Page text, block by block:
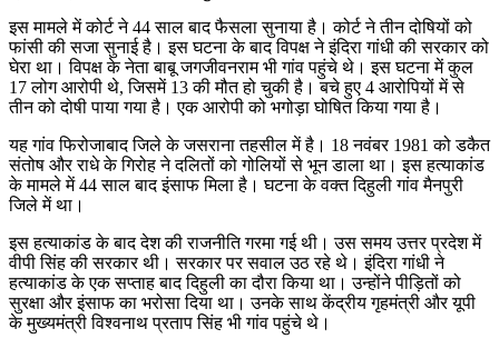
इस मामले में कोर्ट ने 44 साल बाद फैसला सुनाया है। कोर्ट ने तीन दोषियों को
फांसी की सजा सुनाई है। इस घटना के बाद विपक्ष ने इंदिरा गांधी की सरकार को
घेरा था। विपक्ष के नेता बाबू जगजीवनराम भी गांव पहुंचे थे। इस घटना में कुल
17 लोग आरोपी थे, जिसमें 13 की मौत हो चुकी है। बचे हुए 4 आरोपियों में से
तीन को दोषी पाया गया है। एक आरोपी को भगोड़ा घोषित किया गया है।
यह गांव फिरोजाबाद जिले के जसराना तहसील में है। 18 नवंबर 1981 को डकैत
संतोष और राधे के गिरोह ने दलितों को गोलियों से भून डाला था। इस हत्याकांड
के मामले में 44 साल बाद इंसाफ मिला है। घटना के वक्त दिहुली गांव मैनपुरी
जिले में था।
इस हत्याकांड के बाद देश की राजनीति गरमा गई थी। उस समय उत्तर प्रदेश में
वीपी सिंह की सरकार थी। सरकार पर सवाल उठ रहे थे। इंदिरा गांधी ने
हत्याकांड के एक सप्ताह बाद दिहुली का दौरा किया था। उन्होंने पीड़ितों को
सुरक्षा और इंसाफ का भरोसा दिया था। उनके साथ केंद्रीय गृहमंत्री और यूपी
के मुख्यमंत्री विश्वनाथ प्रताप सिंह भी गांव पहुंचे थे।